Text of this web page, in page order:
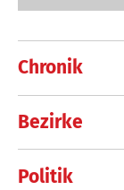
Chronik
Bezirke
Politik